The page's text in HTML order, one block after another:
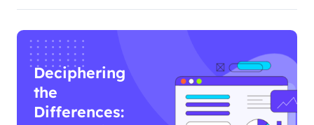
Deciphering
the
Differences: